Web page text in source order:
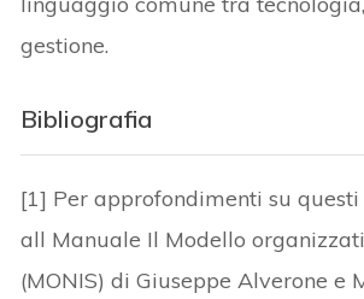
gestione.
Bibliografia
[1] Per approfondimenti su
all Manuale Il Modello
(MONIS) di Giuseppe Alverone e